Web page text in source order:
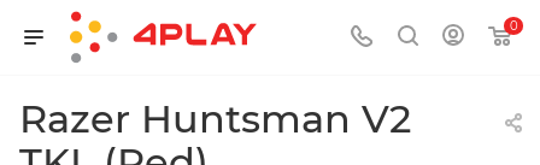
0
Razer Huntsman V2